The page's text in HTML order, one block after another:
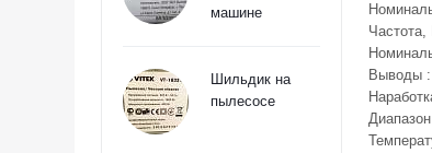
машине
Шильдик на
пылесосе
Выводы